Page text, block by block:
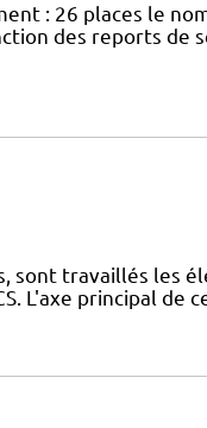
: 26 places le
des reports de
sont travaillés les
L'axe principal de